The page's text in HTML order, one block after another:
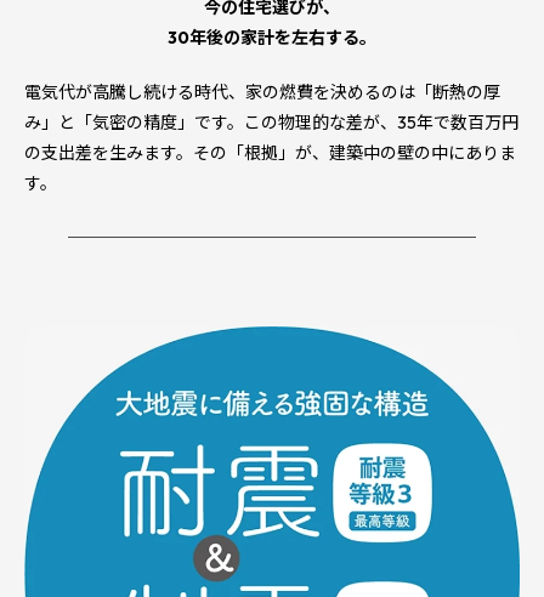
今の住宅選びが、
30年後の家計を左右する。
電気代が高騰し続ける時代、家の燃費を決めるのは「断熱の厚
み」と「気密の精度」です。この物理的な差が、35年で数百万円
の支出差を生みます。その「根拠」が、建築中の壁の中にありま
す。
────────────────────────